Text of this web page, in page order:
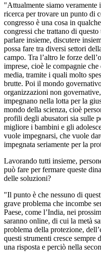
"Attualmente siamo veramente
ricerca per trovare un punto di
congresso è una cosa in
congressi che trattano di
parlare insieme, discutere
possa fare tra diversi settori
campo. Tra l’altro le forze
imprese, cioè le compagnie
media, tramite i quali molto
brutte. Poi il mondo
organizzazioni non
impegnano nella lotta per la
mondo della scienza, cioè
profili degli abusatori sia sulle
migliore i bambini e gli
vuole impegnarsi, che vuole
impegnata seriamente per la
Lavorando tutti insieme,
può fare per fermare queste
delle soluzioni?
"Il punto è che nessuno di
grave problema che incombe
Paese, come l’India, nei
saranno online, di cui la metà
problema della protezione,
questi strumenti cresce sempre
una risposta e perciò nella